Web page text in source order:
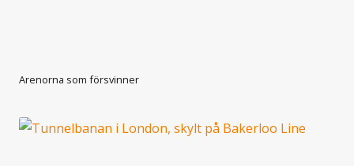
Arenorna som försvinner